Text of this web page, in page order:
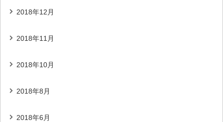
2018年12月
2018年11月
2018年10月
2018年8月
2018年6月